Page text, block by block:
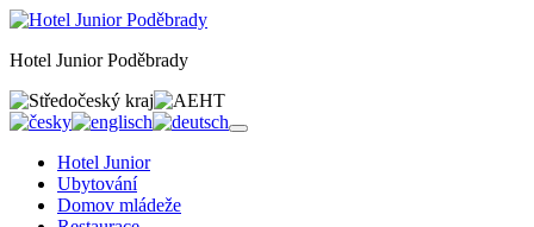
Hotel Junior Poděbrady
Hotel Junior
Ubytování
Domov mládeže